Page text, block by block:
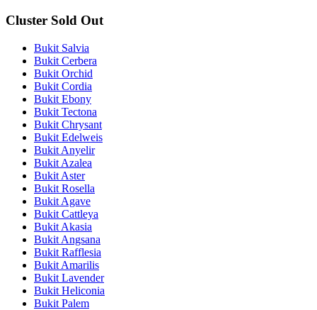
Cluster Sold Out
Bukit Salvia
Bukit Cerbera
Bukit Orchid
Bukit Cordia
Bukit Ebony
Bukit Tectona
Bukit Chrysant
Bukit Edelweis
Bukit Anyelir
Bukit Azalea
Bukit Aster
Bukit Rosella
Bukit Agave
Bukit Cattleya
Bukit Akasia
Bukit Angsana
Bukit Rafflesia
Bukit Amarilis
Bukit Lavender
Bukit Heliconia
Bukit Palem